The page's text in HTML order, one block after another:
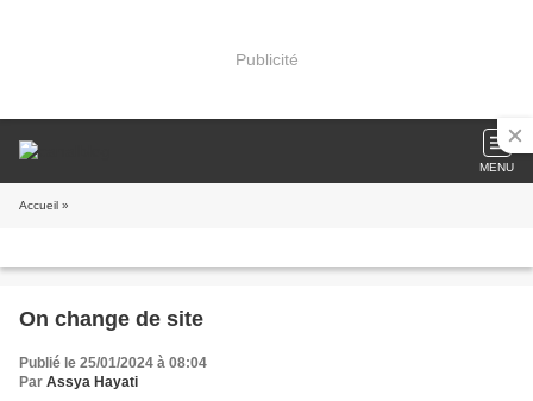
Publicité
MENU
Accueil »
On change de site
Publié le 25/01/2024 à 08:04
Par Assya Hayati